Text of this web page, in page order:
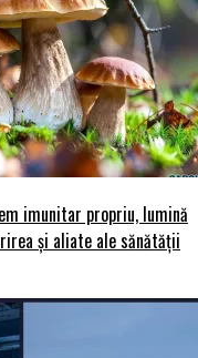
imunitar propriu, lumină
și aliate ale sănătății